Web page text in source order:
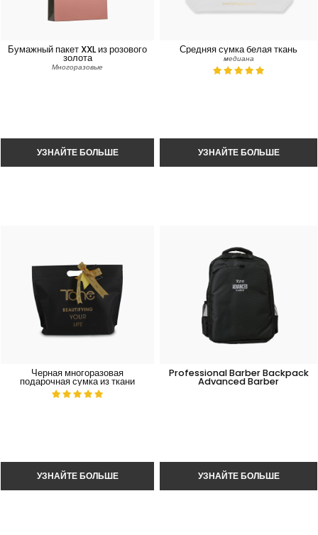
Бумажный пакет XXL из розового
золота
Многоразовые
Средняя сумка белая ткань
медиана
Черная многоразовая
подарочная сумка из ткани
Professional Barber Backpack
Advanced Barber